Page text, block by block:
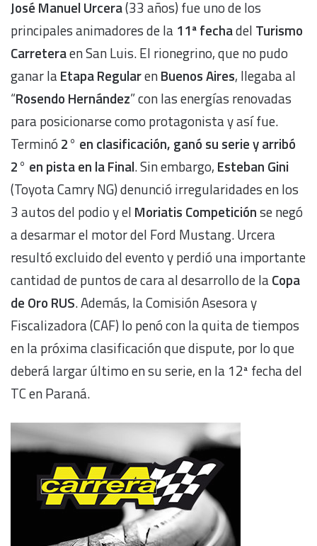
José Manuel Urcera(33 años) fue uno de los
principales animadores de la 11ª fechadel Turismo
Carreteraen San Luis. El rionegrino, que no pudo
ganar laEtapa RegularenBuenos Aires, llegaba al
“Rosendo Hernández” con las energías renovadas
para posicionarse como protagonista y así fue.
Terminó 2° en clasificación, ganó su serie y arribó
2° en pista en la Final. Sin embargo, Esteban Gini
(Toyota Camry NG)denunció irregularidades en los
3 autos del podio y el Moriatis Competiciónse negó
a desarmar el motor del Ford Mustang. Urcera
resultó excluido del evento y perdió una importante
cantidad de puntos de cara al desarrollo de laCopa
de Oro RUS. Además, la Comisión Asesora y
Fiscalizadora (CAF) lo penó con la quita de tiempos
en la próxima clasificación que dispute, por lo que
deberá largar último en su serie, en la 12ª fecha del
TC en Paraná.